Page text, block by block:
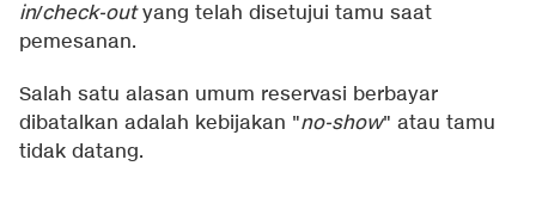
in/check-outyang telah disetujui tamu saat
pemesanan.
Salah satu alasan umum reservasi berbayar
dibatalkan adalah kebijakan "no-show" atau tamu
tidak datang.